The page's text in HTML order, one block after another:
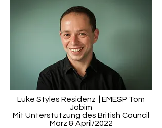
Luke Styles Residenz
| EMESP Tom
Jobim
Mit Unterstützung des British Council
März & April/2022